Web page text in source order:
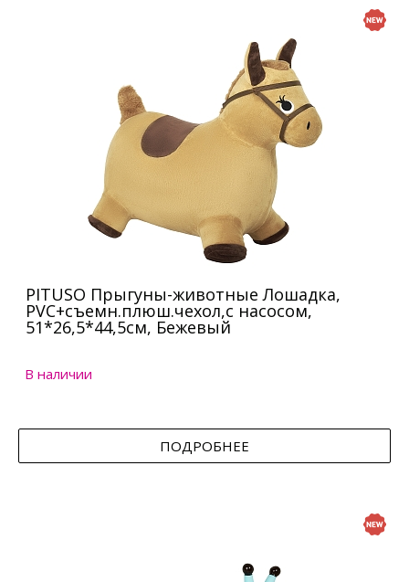
PITUSO Прыгуны-животные Лошадка,
PVC+съемн.плюш.чехол,с насосом,
51*26,5*44,5см, Бежевый
В наличии
ПОДРОБНЕЕ